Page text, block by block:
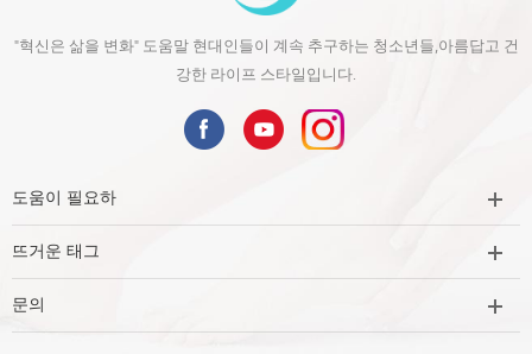
"혁신은 삶을 변화" 도움말 현대인들이 계속 추구하는 청소년들,아름답고 건
강한 라이프 스타일입니다.
도움이 필요하
뜨거운 태그
문의